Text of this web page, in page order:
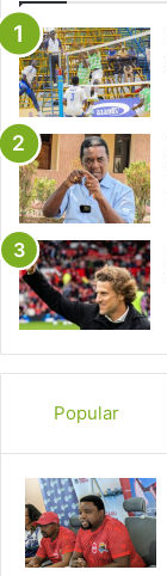
Popular